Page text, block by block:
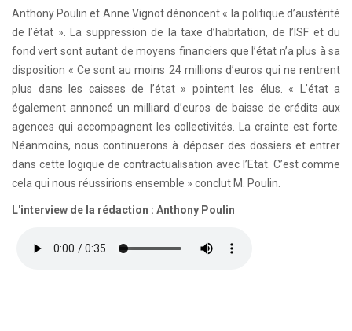
Anthony Poulin et Anne Vignot dénoncent « la politique d’austérité
de l’état ». La suppression de la taxe d’habitation, de l’ISF et du
fond vert sont autant de moyens financiers que l’état n’a plus à sa
disposition « Ce sont au moins 24 millions d’euros qui ne rentrent
plus dans les caisses de l’état » pointent les élus. « L’état a
également annoncé un milliard d’euros de baisse de crédits aux
agences qui accompagnent les collectivités. La crainte est forte.
Néanmoins, nous continuerons à déposer des dossiers et entrer
dans cette logique de contractualisation avec l’Etat. C’est comme
cela qui nous réussirions ensemble » conclut M. Poulin.
L'interview de la rédaction : Anthony Poulin